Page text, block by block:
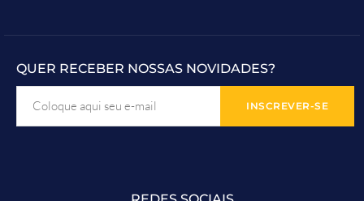
QUER RECEBER NOSSAS NOVIDADES?